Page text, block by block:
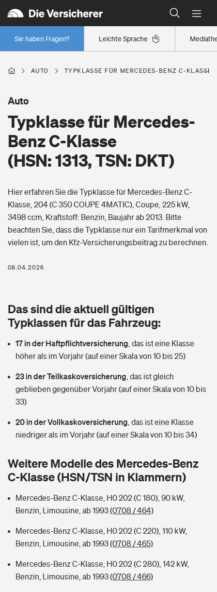
Leichte Sprache
Sie haben Fragen?
Wer versichert was: Jetzt Versicherer finden
Regionalklassen: So ist Ihre Region eingestuft
Wer versichert was: Jetzt Versicherer finden
Berufsunfähigkeitsversicherung
Arbeitsrechtsschutz
Berufshaftpflichtversicherung
Rentenrechner: Wie viel Geld bekomme ich im Alter?
Wer versichert was: Jetzt Versicherer finden
Wohnen
Wohngebäudeversicherung
Hausratversicherung
Elementarversicherung
Photovoltaik
Wärmepumpen versichern
Vermieterrrechtsschutz
Mietkautionsversicherung
Zur Übersicht
Tools
Hochwasser-Check: Wie gefährdet ist Ihr Haus?
Wer versichert was: Jetzt Versicherer finden
Sie haben Fragen?
Pri­vate Haft­pflicht­
Rechts­schutz­ver­si­che­rung
Kinderunfall­ver­si­che­rung
Reiseversicherung
Handyversicherung
Private Cyberversicherung
Musikinstrumentenversicherung
Zur Übersicht
Tools
Kinderunfall-Check: Mehr Sicherheit für deine Kids
Gesundheit
Private Krankenversicherung
Tierkrankenversicherung
Zur Übersicht
Tools
Sie haben Fragen?
Rentenrechner: Wie viel Geld bekomme ich im Alter?
AUTO TYPKLASSE FÜR MERCEDES-BENZ C-KLASSE
Typklasse für Mercedes-
Benz C-Klasse
(HSN: 1313, TSN: DKT)
Auto
Hier erfahren Sie die Typklasse für Mercedes-Benz C-
Klasse, 204 (C 350 COUPE 4MATIC), Coupe, 225 kW,
3498 ccm, Kraftstoff: Benzin, Baujahr ab 2013. Bitte
beachten Sie, dass die Typklasse nur ein Tarifmerkmal von
vielen ist, um den Kfz-Versicherungsbeitrag zu berechnen.
08.04.2026
Das sind die aktuell gültigen
Typklassen für das Fahrzeug:
17 in der Haftpflichtversicherung das ist eine Klasse
höher als im Vorjahr (auf einer Skala von 10 bis 25)
23 in der Teilkaskoversicherung das ist gleich
geblieben gegenüber Vorjahr (auf einer Skala von 10 bis
33)
20 in der Vollkaskoversicherung das ist eine Klasse
niedriger als im Vorjahr (auf einer Skala von 10 bis 34)
Weitere Modelle des Mercedes-Benz
C-Klasse (HSN/TSN in Klammern)
Mercedes-Benz C-Klasse, H0 202 (C 180), 90 kW,
Benzin, Limousine, ab 1993(0708 / 464)
Mercedes-Benz C-Klasse, H0 202 (C 220), 110 kW,
Benzin, Limousine, ab 1993(0708 / 465)
Mercedes-Benz C-Klasse, H0 202 (C 280), 142 kW,
Benzin, Limousine, ab 1993(0708 / 466)